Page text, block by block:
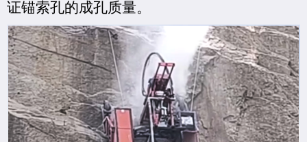
证锚索孔的成孔质量。